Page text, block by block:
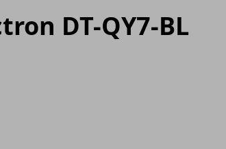
DT-QY7-BL